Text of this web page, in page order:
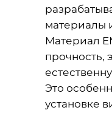
материалы
Материал
прочность,
Это
установке